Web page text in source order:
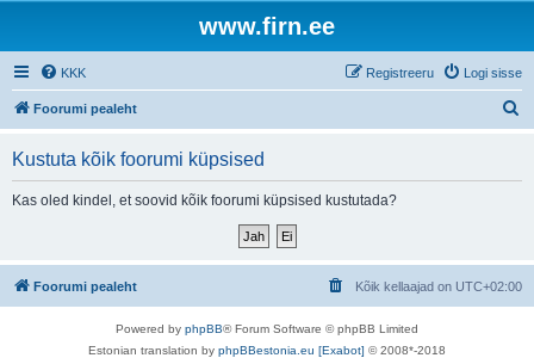
www.firn.ee
KKK Logi sisse
Registreeru
Foorumi pealeht
Kustuta kõik foorumi küpsised
Kas oled kindel, et soovid kõik foorumi küpsised kustutada?
Foorumi pealeht Kõik kellaajad on UTC+02:00
Powered by phpBB® Forum Software © phpBB Limited
Estonian translation by phpBBestonia.eu [Exabot] © 2008*-2018